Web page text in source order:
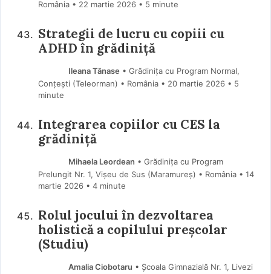
România 22 martie 2026 • 5 minute
Strategii de lucru cu copiii cu
ADHD în grădiniță
Ileana Tănase • Grădinița cu Program Normal,
Conțești (Teleorman) • România
20 martie 2026 • 5
minute
Integrarea copiilor cu CES la
grădiniță
Mihaela Leordean • Grădinița cu Program
Prelungit Nr. 1, Vișeu de Sus (Maramureş) • România
14
martie 2026 • 4 minute
Rolul jocului în dezvoltarea
holistică a copilului preșcolar
(Studiu)
Amalia Ciobotaru • Școala Gimnazială Nr. 1, Livezi